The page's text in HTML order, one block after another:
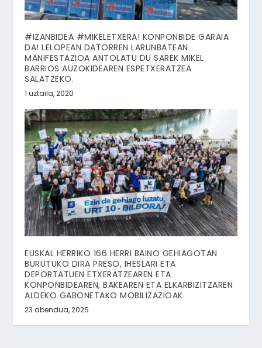
#IZANBIDEA #MIKELETXERA! KONPONBIDE GARAIA
DA! LELOPEAN DATORREN LARUNBATEAN
MANIFESTAZIOA ANTOLATU DU SAREK MIKEL
BARRIOS AUZOKIDEAREN ESPETXERATZEA
SALATZEKO.
1 uztaila, 2020
EUSKAL HERRIKO 166 HERRI BAINO GEHIAGOTAN
BURUTUKO DIRA PRESO, IHESLARI ETA
DEPORTATUEN ETXERATZEAREN ETA
KONPONBIDEAREN, BAKEAREN ETA ELKARBIZITZAREN
ALDEKO GABONETAKO MOBILIZAZIOAK.
23 abendua, 2025